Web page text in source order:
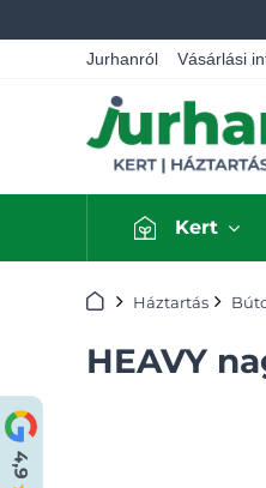
Jurhanról Vásárlási
Kert
KezdőlapHáztartás
HEAVY